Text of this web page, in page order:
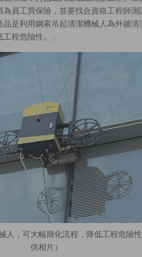
員工買保險，並要找合資格工程師測
是利用鋼索吊起清潔機械人為外牆清
程危險性。」
人，可大幅簡化流程，降低工程危險
供相片）